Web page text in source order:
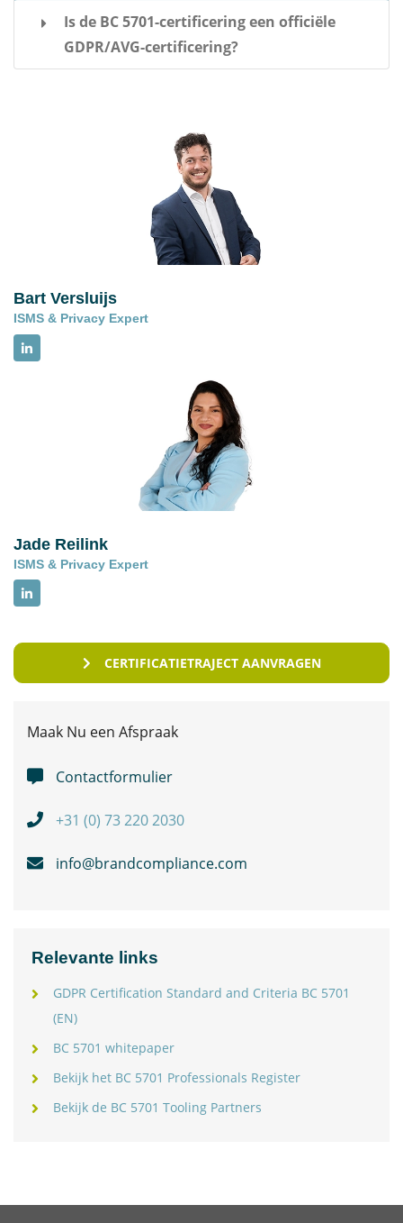
Is de BC 5701-certificering een officiële
GDPR/AVG-certificering?
voor deze certificering.De Nederlandse
Autoriteit Persoonsgegevens (AP) heeft reeds in
november 2023 GDPR-certificeringsstandaard en
criteria BC 5701:2023 goedgekeurd. En de
European Data Protection Board (
5701:2024 in december 2024 goedgekeurd als
Europees gegevensbeschermingszegel. Het
Bart Versluijs
ISMS & Privacy Expert
Jade Reilink
ISMS & Privacy Expert
CERTIFICATIETRAJECT AANVRAGEN
Maak Nu een Afspraak
Contactformulier
+31 (0) 73 220 2030
info@brandcompliance.com
Relevante links
GDPR Certification Standard and Criteria BC 5701
(EN)
BC 5701 whitepaper
Bekijk het BC 5701 Professionals Register
Bekijk de BC 5701 Tooling Partners